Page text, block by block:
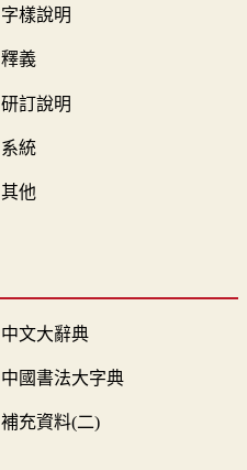
字樣說明
釋義
研訂說明
系統
其他
中文大辭典
中國書法大字典
補充資料(二)